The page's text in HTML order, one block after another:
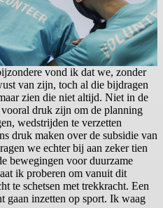
vond ik dat we, zonder
van zijn, toch al die bijdragen
zien die niet altijd. Niet in de
druk zijn om de planning
wedstrijden te verzetten
druk maken over de subsidie van
we echter bij aan zeker tien
bewegingen voor duurzame
ik proberen om vanuit dit
te schetsen met trekkracht. Een
gaan inzetten op sport. Ik waag